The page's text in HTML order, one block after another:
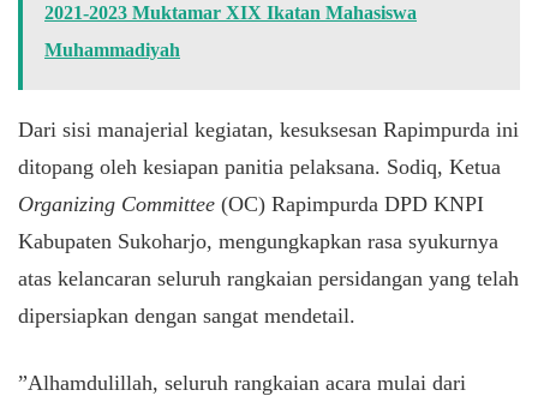
2021-2023 Muktamar XIX Ikatan Mahasiswa
Muhammadiyah
​Dari sisi manajerial kegiatan, kesuksesan Rapimpurda ini
ditopang oleh kesiapan panitia pelaksana. Sodiq, Ketua
Organizing Committee (OC) Rapimpurda DPD KNPI
Kabupaten Sukoharjo, mengungkapkan rasa syukurnya
atas kelancaran seluruh rangkaian persidangan yang telah
dipersiapkan dengan sangat mendetail.
​”Alhamdulillah, seluruh rangkaian acara mulai dari